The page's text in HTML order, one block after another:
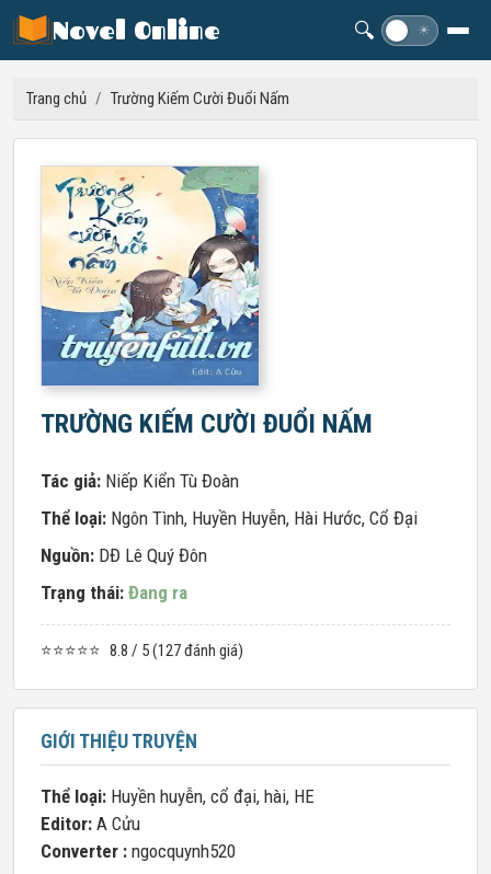
Novel Online 🔍 ☀
Trang chủ / Trường Kiếm Cười Đuổi Nấm
TRƯỜNG KIẾM CƯỜI ĐUỔI NẤM
Tác giả: Niếp Kiển Tù Đoàn
Thể loại: Ngôn Tình, Huyền Huyễn, Hài Hước, Cổ Đại
Nguồn: DĐ Lê Quý Đôn
Trạng thái: Đang ra
⭐⭐⭐⭐⭐ 8.8 / 5 (127 đánh giá)
GIỚI THIỆU TRUYỆN
Thể loại: Huyền huyễn, cổ đại, hài, HE
Editor: A Cửu
Converter : ngocquynh520